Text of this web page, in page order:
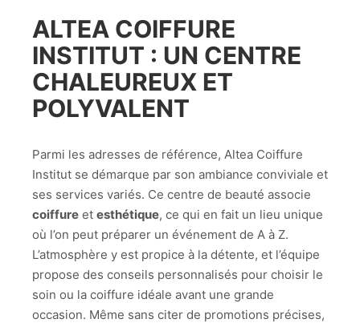
ALTEA COIFFURE
INSTITUT : UN CENTRE
CHALEUREUX ET
POLYVALENT
Parmi les adresses de référence, Altea Coiffure
Institut se démarque par son ambiance conviviale et
ses services variés. Ce centre de beauté associe
coiffure et esthétique, ce qui en fait un lieu unique
où l’on peut préparer un événement de A à Z.
L’atmosphère y est propice à la détente, et l’équipe
propose des conseils personnalisés pour choisir le
soin ou la coiffure idéale avant une grande
occasion. Même sans citer de promotions précises,